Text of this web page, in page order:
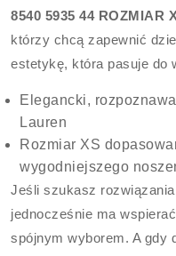
8540 5935 44 ROZMIAR
którzy chcą zapewnić
estetykę, która pasuje do
Elegancki,
Lauren
Rozmiar XS
wygodniejszego
Jeśli szukasz
jednocześnie ma
spójnym wyborem. A gdy